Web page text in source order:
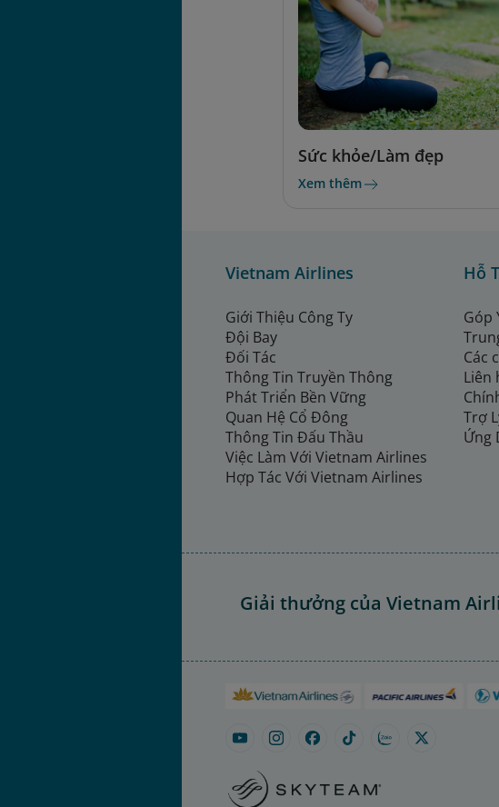
Sức khỏe/Làm đẹp
Xem thêm
Vietnam Airlines
Giới Thiệu Công Ty
Đội Bay
Đối Tác
Thông Tin Truyền Thông
Phát Triển Bền Vững
Quan Hệ Cổ Đông
Thông Tin Đấu Thầu
Việc Làm Với Vietnam Airlines
Hợp Tác Với Vietnam Airlines
Hỗ
Góp
Các
Liên
Trợ
Ứng
Giải thưởng của Vietnam